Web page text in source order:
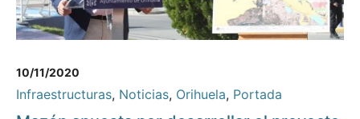
10/11/2020
Infraestructuras, Noticias, Orihuela, Portada